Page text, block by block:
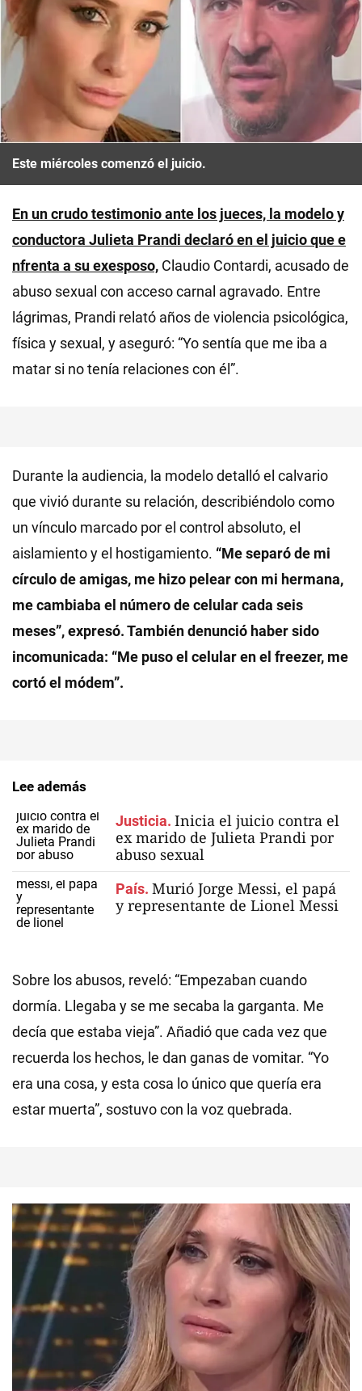
Este miércoles comenzó el juicio.
En un crudo testimonio ante los jueces, la modelo y
conductora Julieta Prandi declaró en el juicio que e
nfrenta a su exesposo, Claudio Contardi, acusado de
abuso sexual con acceso carnal agravado. Entre
lágrimas, Prandi relató años de violencia psicológica,
física y sexual, y aseguró: “Yo sentía que me iba a
matar si no tenía relaciones con él”.
Durante la audiencia, la modelo detalló el calvario
que vivió durante su relación, describiéndolo como
un vínculo marcado por el control absoluto, el
aislamiento y el hostigamiento. “Me separó de mi
círculo de amigas, me hizo pelear con mi hermana,
me cambiaba el número de celular cada seis
meses”, expresó. También denunció haber sido
incomunicada: “Me puso el celular en el freezer, me
cortó el módem”.
Lee además
Justicia. Inicia el juicio contra el
ex marido de Julieta Prandi por
abuso sexual
País. Murió Jorge Messi, el papá
y representante de Lionel Messi
Sobre los abusos, reveló: “Empezaban cuando
dormía. Llegaba y se me secaba la garganta. Me
decía que estaba vieja”. Añadió que cada vez que
recuerda los hechos, le dan ganas de vomitar. “Yo
era una cosa, y esta cosa lo único que quería era
estar muerta”, sostuvo con la voz quebrada.